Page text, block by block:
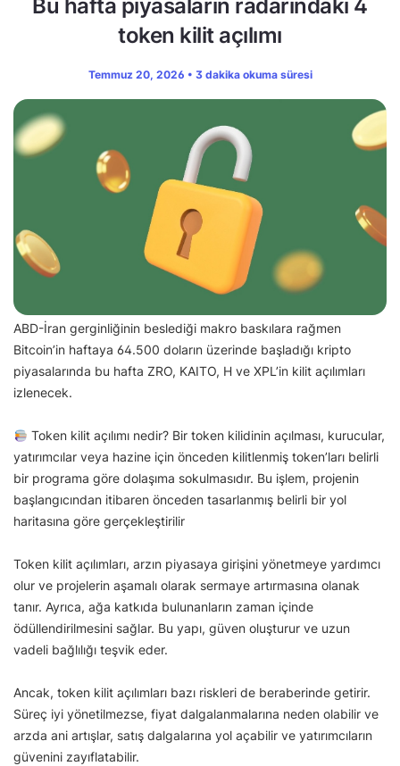
Bu hafta piyasaların radarındaki 4
token kilit açılımı
Temmuz 20, 2026 • 3 dakika okuma süresi
ABD-İran gerginliğinin beslediği makro baskılara rağmen
Bitcoin’in haftaya 64.500 doların üzerinde başladığı kripto
piyasalarında bu hafta ZRO, KAITO, H ve XPL’in kilit açılımları
izlenecek.
Token kilit açılımı nedir? Bir token kilidinin açılması, kurucular,
yatırımcılar veya hazine için önceden kilitlenmiş token’ları belirli
bir programa göre dolaşıma sokulmasıdır. Bu işlem, projenin
başlangıcından itibaren önceden tasarlanmış belirli bir yol
haritasına göre gerçekleştirilir
Token kilit açılımları, arzın piyasaya girişini yönetmeye yardımcı
olur ve projelerin aşamalı olarak sermaye artırmasına olanak
tanır. Ayrıca, ağa katkıda bulunanların zaman içinde
ödüllendirilmesini sağlar. Bu yapı, güven oluşturur ve uzun
vadeli bağlılığı teşvik eder.
Ancak, token kilit açılımları bazı riskleri de beraberinde getirir.
Süreç iyi yönetilmezse, fiyat dalgalanmalarına neden olabilir ve
arzda ani artışlar, satış dalgalarına yol açabilir ve yatırımcıların
güvenini zayıflatabilir.